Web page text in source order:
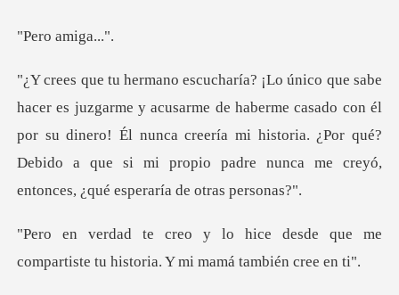
amig
e haberme casado con él
por su dinero! Él nunca creería mi historia. ¿Por qué?
Debido
desde que me
compartiste tu histor